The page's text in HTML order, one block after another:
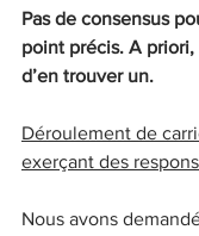
Pas de consensus
point précis. A
d’en trouver un.
Déroulement de
exerçant des
Nous avons